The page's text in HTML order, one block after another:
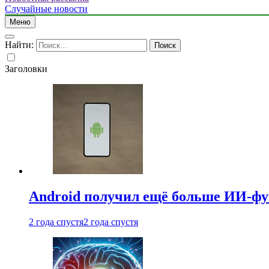
Случайные новости
Меню
Найти:
Заголовки
Android получил ещё больше ИИ-
2 года спустя2 года спустя